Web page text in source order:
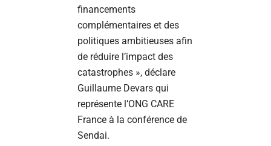
financements
complémentaires et des
politiques ambitieuses afin
de réduire l’impact des
catastrophes », déclare
Guillaume Devars qui
représente l’ONG CARE
France à la conférence de
Sendai.